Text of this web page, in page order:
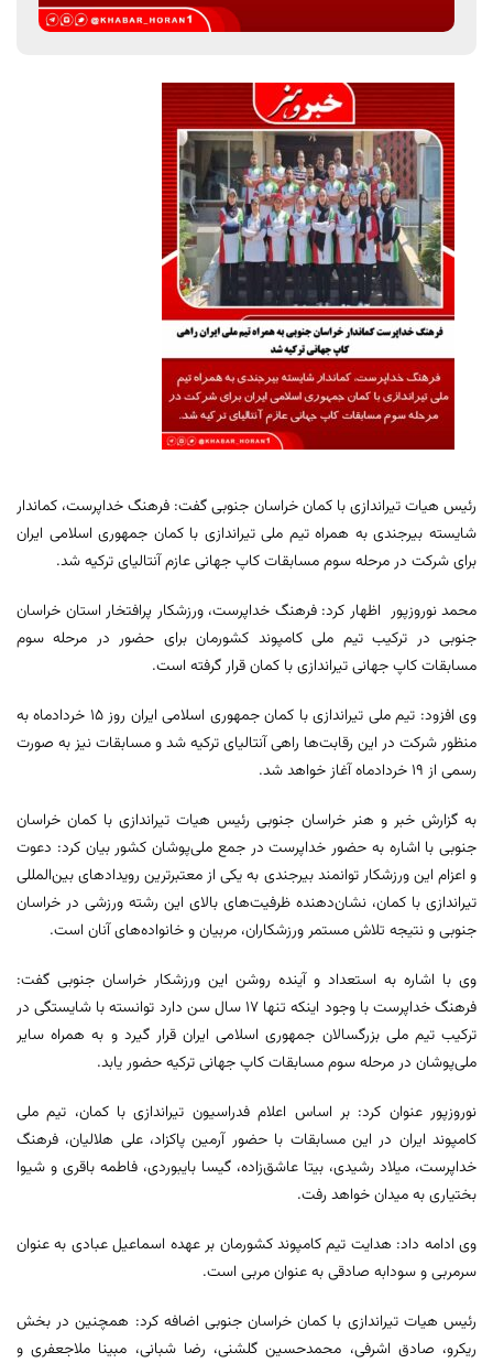
رئیس هیات تیراندازی با کمان خراسان جنوبی گفت: فرهنگ خداپرست، کماندار
شایسته بیرجندی به همراه تیم ملی تیراندازی با کمان جمهوری اسلامی ایران
برای شرکت در مرحله سوم مسابقات کاپ جهانی عازم آنتالیای ترکیه شد.
محمد نوروزپور اظهار کرد: فرهنگ خداپرست، ورزشکار پرافتخار استان خراسان
جنوبی در ترکیب تیم ملی کامپوند کشورمان برای حضور در مرحله سوم
مسابقات کاپ جهانی تیراندازی با کمان قرار گرفته است.
وی افزود: تیم ملی تیراندازی با کمان جمهوری اسلامی ایران روز ۱۵ خردادماه به
منظور شرکت در این رقابت‌ها راهی آنتالیای ترکیه شد و مسابقات نیز به صورت
رسمی از ۱۹ خردادماه آغاز خواهد شد.
به گزارش خبر و هنر خراسان جنوبی رئیس هیات تیراندازی با کمان خراسان
جنوبی با اشاره به حضور خداپرست در جمع ملی‌پوشان کشور بیان کرد: دعوت
و اعزام این ورزشکار توانمند بیرجندی به یکی از معتبرترین رویدادهای بین‌المللی
تیراندازی با کمان، نشان‌دهنده ظرفیت‌های بالای این رشته ورزشی در خراسان
جنوبی و نتیجه تلاش مستمر ورزشکاران، مربیان و خانواده‌های آنان است.
وی با اشاره به استعداد و آینده روشن این ورزشکار خراسان جنوبی گفت:
فرهنگ خداپرست با وجود اینکه تنها ۱۷ سال سن دارد توانسته با شایستگی در
ترکیب تیم ملی بزرگسالان جمهوری اسلامی ایران قرار گیرد و به همراه سایر
ملی‌پوشان در مرحله سوم مسابقات کاپ جهانی ترکیه حضور یابد.
نوروزپور عنوان کرد: بر اساس اعلام فدراسیون تیراندازی با کمان، تیم ملی
کامپوند ایران در این مسابقات با حضور آرمین پاکزاد، علی هلالیان، فرهنگ
خداپرست، میلاد رشیدی، بیتا عاشق‌زاده، گیسا بایبوردی، فاطمه باقری و شیوا
بختیاری به میدان خواهد رفت.
وی ادامه داد: هدایت تیم کامپوند کشورمان بر عهده اسماعیل عبادی به عنوان
سرمربی و سودابه صادقی به عنوان مربی است.
رئیس هیات تیراندازی با کمان خراسان جنوبی اضافه کرد: همچنین در بخش
ریکرو، صادق اشرفی، محمدحسین گلشنی، رضا شبانی، مبینا ملاجعفری و